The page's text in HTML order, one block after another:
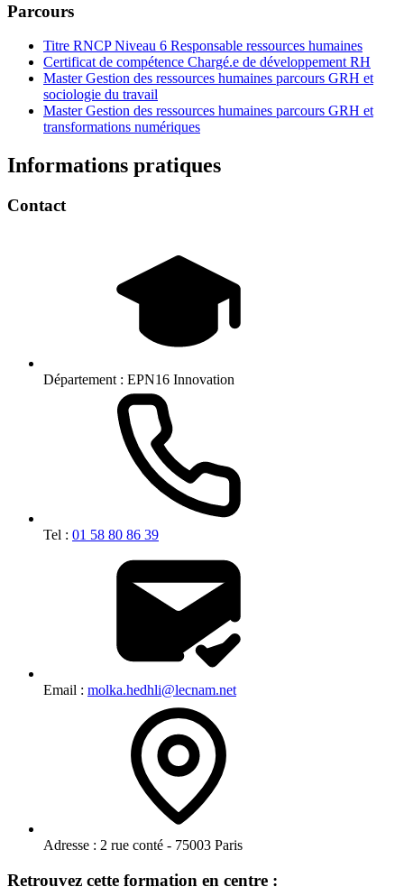
Parcours
Titre RNCP Niveau 6 Responsable ressources humaines
Certificat de compétence Chargé.e de développement RH
Master Gestion des ressources humaines parcours GRH et
sociologie du travail
Master Gestion des ressources humaines parcours GRH et
transformations numériques
Informations pratiques
Contact
Département : EPN16 Innovation
Tel : 01 58 80 86 39
Email : molka.hedhli@lecnam.net
Adresse : 2 rue conté - 75003 Paris
Retrouvez cette formation en centre :